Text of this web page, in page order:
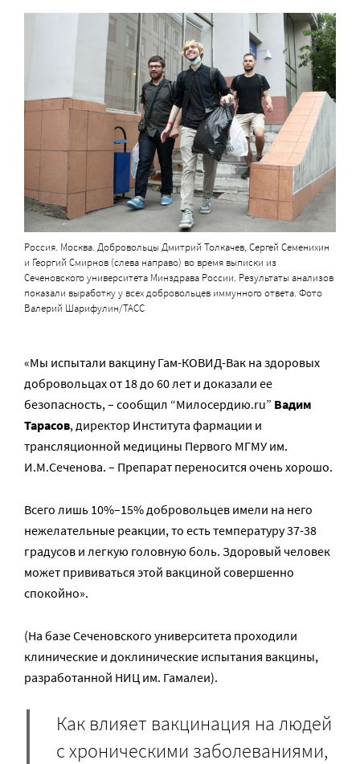
Россия. Москва. Добровольцы Дмитрий Толкачев, Сергей Семенихин
и Георгий Смирнов (слева направо) во время выписки из
Сеченовского университета Минздрава России. Результаты анализов
показали выработку у всех добровольцев иммунного ответа. Фото
Валерий Шарифулин/ТАСС
«Мы испытали вакцину Гам-КОВИД-Вак на здоровых
добровольцах от 18 до 60 лет и доказали ее
безопасность, – сообщил “Милосердию.ru” Вадим
Тарасов, директор Института фармации и
трансляционной медицины Первого МГМУ им.
И.М.Сеченова. – Препарат переносится очень хорошо.
Всего лишь 10%–15% добровольцев имели на него
нежелательные реакции, то есть температуру 37-38
градусов и легкую головную боль. Здоровый человек
может прививаться этой вакциной совершенно
спокойно».
(На базе Сеченовского университета проходили
клинические и доклинические испытания вакцины,
разработанной НИЦ им. Гамалеи).
Как влияет вакцинация на людей
с хроническими заболеваниями,